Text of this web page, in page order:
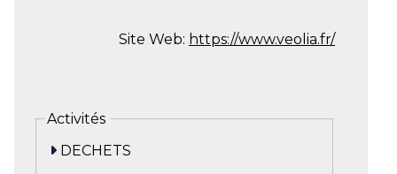
Site Web: https://www.veolia.fr/
Activités
DECHETS